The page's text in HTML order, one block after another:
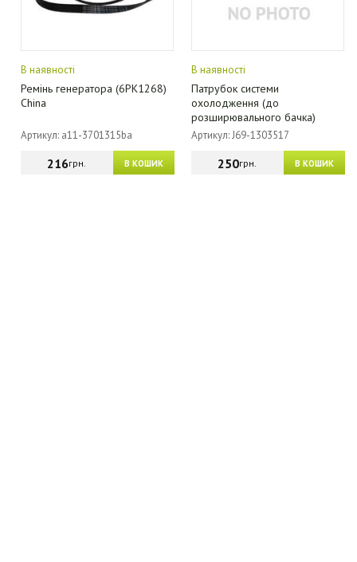
В наявності
Ремінь генератора (6PK1268)
China
Артикул: a11-3701315ba
В КОШИК
216грн.
В наявності
Патрубок системи
охолодження (до
розширювального бачка)
Артикул: J69-1303517
В КОШИК
250грн.